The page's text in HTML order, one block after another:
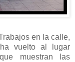
en la calle,
vuelto al lugar
muestran las